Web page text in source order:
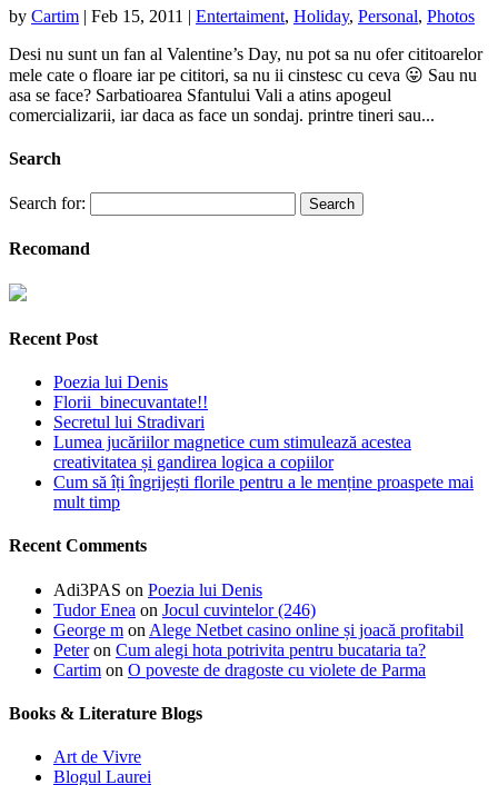
by Cartim | Feb 15, 2011 | Entertaiment, Holiday, Personal, Photos
Desi nu sunt un fan al Valentine’s Day, nu pot sa nu ofer cititoarelor
mele cate o floare iar pe cititori, sa nu ii cinstesc cu ceva 😛 Sau nu
asa se face? Sarbatioarea Sfantului Vali a atins apogeul
comercializarii, iar daca as face un sondaj. printre tineri sau...
Search
Search for:
Recomand
Recent Post
Poezia lui Denis
Florii binecuvantate!!
Secretul lui Stradivari
Lumea jucăriilor magnetice cum stimulează acestea
creativitatea și gandirea logica a copiilor
Cum să îți îngrijești florile pentru a le menține proaspete mai
mult timp
Recent Comments
Adi3PAS on Poezia lui Denis
Tudor Enea on Jocul cuvintelor (246)
George m on Alege Netbet casino online și joacă profitabil
Peteron Cum alegi hota potrivita pentru bucataria ta?
Cartim on O poveste de dragoste cu violete de Parma
Books & Literature Blogs
Art de Vivre
Blogul Laurei